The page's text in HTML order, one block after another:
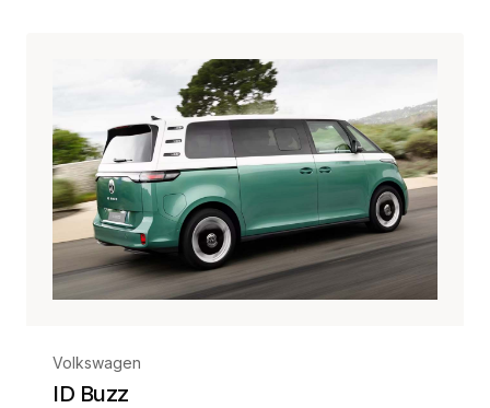
Volkswagen
ID Buzz